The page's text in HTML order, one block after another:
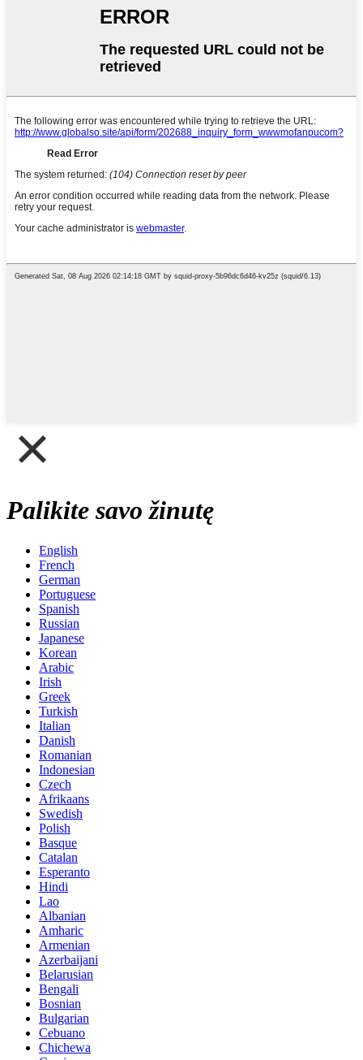
Palikite savo žinutę
English
French
German
Portuguese
Spanish
Russian
Japanese
Korean
Arabic
Irish
Greek
Turkish
Italian
Danish
Romanian
Indonesian
Czech
Afrikaans
Swedish
Polish
Basque
Catalan
Esperanto
Hindi
Lao
Albanian
Amharic
Armenian
Azerbaijani
Belarusian
Bengali
Bosnian
Bulgarian
Cebuano
Chichewa